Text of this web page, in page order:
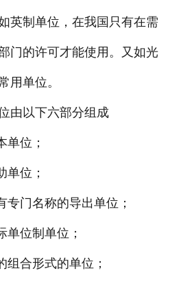
英制单位，在我国只有在需
门的许可才能使用。又如光
用单位。
以下六部分组成
位；
位；
门名称的导出单位；
位制单位；
合形式的单位；